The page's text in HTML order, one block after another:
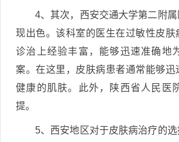
4、其次，西安交通大学第二附
现出色。该科室的医生在过敏性皮肤
诊治上经验丰富，能够迅速准确地
案。在这里，皮肤病患者通常能够迅
健康的肌肤。此外，陕西省人民医
提。
5、西安地区对于皮肤病治疗的